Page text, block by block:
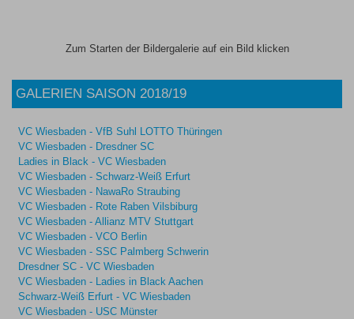
Zum Starten der Bildergalerie auf ein Bild klicken
GALERIEN SAISON 2018/19
VC Wiesbaden - VfB Suhl LOTTO Thüringen
VC Wiesbaden - Dresdner SC
Ladies in Black - VC Wiesbaden
VC Wiesbaden - Schwarz-Weiß Erfurt
VC Wiesbaden - NawaRo Straubing
VC Wiesbaden - Rote Raben Vilsbiburg
VC Wiesbaden - Allianz MTV Stuttgart
VC Wiesbaden - VCO Berlin
VC Wiesbaden - SSC Palmberg Schwerin
Dresdner SC - VC Wiesbaden
VC Wiesbaden - Ladies in Black Aachen
Schwarz-Weiß Erfurt - VC Wiesbaden
VC Wiesbaden - USC Münster